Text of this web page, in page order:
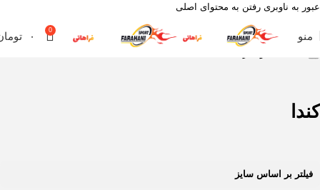
عبور به ناوبری رفتن به محتوای اصلی
منو 0 ۰
کندا
فیلتر بر اساس سایز